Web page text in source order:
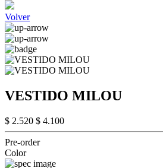
Volver
VESTIDO MILOU
$ 2.520 $ 4.100
Pre-order
Color